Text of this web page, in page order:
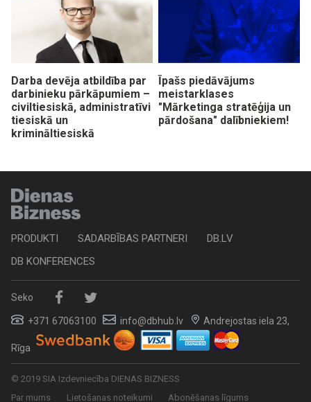
Darba devēja atbildība par
darbinieku pārkāpumiem –
civiltiesiskā, administratīvi
tiesiskā un
krimināltiesiskā
Īpašs piedāvājums
meistarklases
"Mārketinga stratēģija un
pārdošana" dalībniekiem!
PRODUKTI SADARBĪBAS PARTNERI
DB.LV
DB KONFERENCES
Seko
+371 67063100 info@dbhub.lv Andrejostas iela 23,
Rīga
© 2019 SIA Izdevniecība DIENAS BIZNESS
Par mums
Lietošanas noteikumi Abonēšanas līgums